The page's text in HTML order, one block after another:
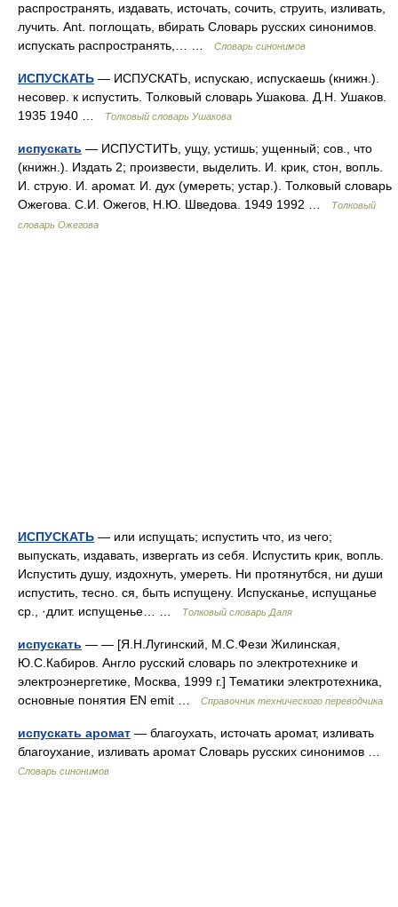
распространять, издавать, источать, сочить, струить, изливать,
лучить. Ant. поглощать, вбирать Словарь русских синонимов.
испускать распространять,… …
Словарь синонимов
ИСПУСКАТЬ — ИСПУСКАТЬ, испускаю, испускаешь (книжн.).
несовер. к испустить. Толковый словарь Ушакова. Д.Н. Ушаков.
1935 1940 …
Толковый словарь Ушакова
испускать — ИСПУСТИТЬ, ущу, устишь; ущенный; сов., что
(книжн.). Издать 2; произвести, выделить. И. крик, стон, вопль.
И. струю. И. аромат. И. дух (умереть; устар.). Толковый словарь
Ожегова. С.И. Ожегов, Н.Ю. Шведова. 1949 1992 …
Толковый
словарь Ожегова
ИСПУСКАТЬ — или испущать; испустить что, из чего;
выпускать, издавать, извергать из себя. Испустить крик, вопль.
Испустить душу, издохнуть, умереть. Ни протянутбся, ни души
испустить, тесно. ся, быть испущену. Испусканье, испущанье
ср., ·длит. испущенье… …
Толковый словарь Даля
испускать — — [Я.Н.Лугинский, М.С.Фези Жилинская,
Ю.С.Кабиров. Англо русский словарь по электротехнике и
электроэнергетике, Москва, 1999 г.] Тематики электротехника,
основные понятия EN emit …
Справочник технического переводчика
испускать аромат — благоухать, источать аромат, изливать
благоухание, изливать аромат Словарь русских синонимов …
Словарь синонимов